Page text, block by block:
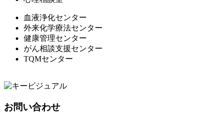
血液浄化センター
外来化学療法センター
健康管理センター
がん相談支援センター
TQMセンター
お問い合わせ